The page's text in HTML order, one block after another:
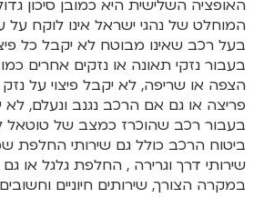
האופציה השלישית היא כמובן סיכון
המוחלט של נהגי ישראל אינו לוקח על
בעל רכב שאינו מבוטח לא יקבל כל
בעבור נזקי תאונה או נזקים אחרים כמו
הצפה או שריפה, לא יקבל פיצוי על נזק
פריצה או גם אם הרכב נגנב ונעלם, לא
בעבור רכב שהוכרז כמצב של טוטאל
ביטוח הרכב כולל גם שירותי החלפת
שירותי דרך וגרירה , החלפת גלגל או
במקרה הצורך, שירותים חיוניים